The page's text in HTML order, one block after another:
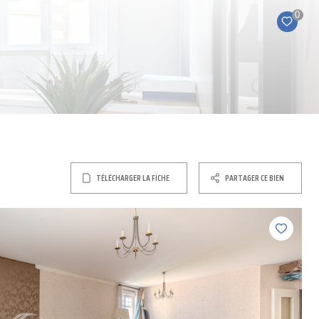
0
TÉLÉCHARGER LA FICHE PARTAGER CE BIEN